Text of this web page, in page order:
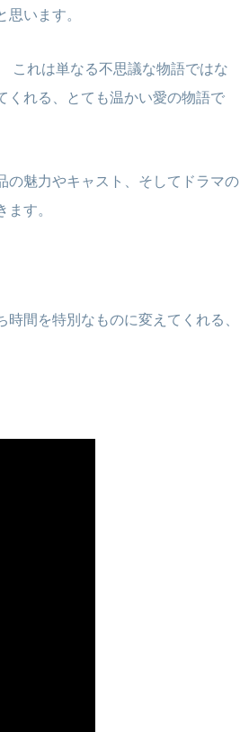
思います。
これは単なる不思議な物語ではな
くれる、とても温かい愛の物語で
の魅力やキャスト、そしてドラマの
す。
間を特別なものに変えてくれる、